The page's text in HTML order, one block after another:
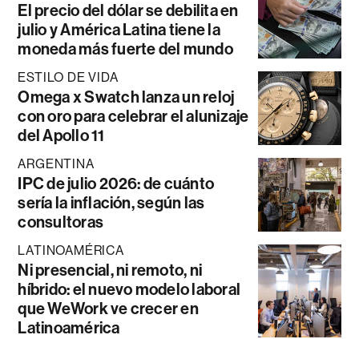
El precio del dólar se debilita en
julio y América Latina tiene la
moneda más fuerte del mundo
ESTILO DE VIDA
Omega x Swatch lanza un reloj
con oro para celebrar el alunizaje
del Apollo 11
ARGENTINA
IPC de julio 2026: de cuánto
sería la inflación, según las
consultoras
LATINOAMÉRICA
Ni presencial, ni remoto, ni
híbrido: el nuevo modelo laboral
que WeWork ve crecer en
Latinoamérica